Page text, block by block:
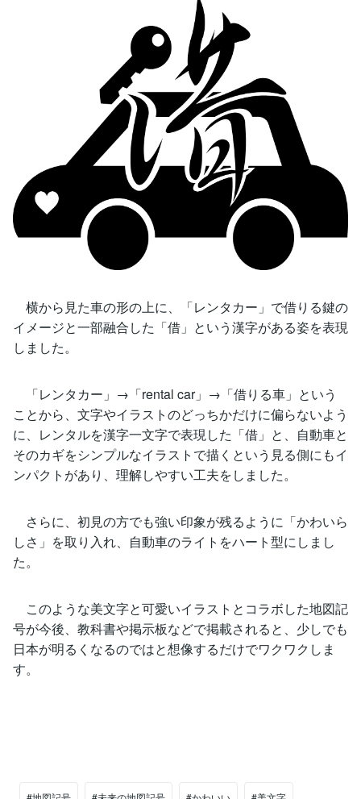
横から見た車の形の上に、「レンタカー」で借りる鍵の
イメージと一部融合した「借」という漢字がある姿を表現
しました。
「レンタカー」→「rental car」→「借りる車」という
ことから、文字やイラストのどっちかだけに偏らないよう
に、レンタルを漢字一文字で表現した「借」と、自動車と
そのカギをシンプルなイラストで描くという見る側にもイ
ンパクトがあり、理解しやすい工夫をしました。
さらに、初見の方でも強い印象が残るように「かわいら
しさ」を取り入れ、自動車のライトをハート型にしまし
た。
このような美文字と可愛いイラストとコラボした地図記
号が今後、教科書や掲示板などで掲載されると、少しでも
日本が明るくなるのではと想像するだけでワクワクしま
す。